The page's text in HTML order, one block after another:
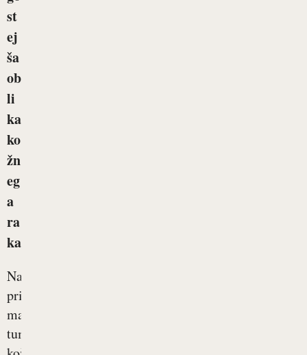
st
ej
ša
ob
li
ka
ko
žn
eg
a
ra
ka
Najpogostejši
primarni
maligni
tumor